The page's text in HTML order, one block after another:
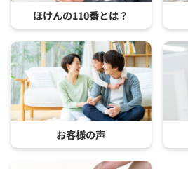
ほけんの110番とは？
お客様の声